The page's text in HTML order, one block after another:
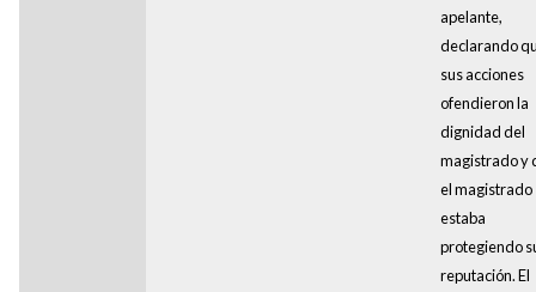
apelante,
declarando
sus acciones
ofendieron la
dignidad del
magistrado y
el magistrado
estaba
protegiendo
reputación. El